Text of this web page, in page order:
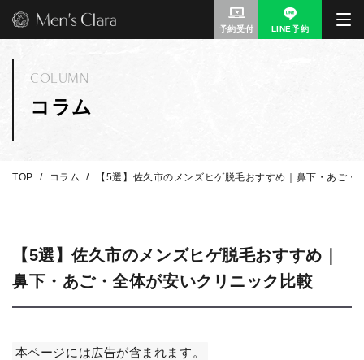
予約受付 LINE予約
コラム
COLUMN
TOP コラム 【5選】佐久市のメンズヒゲ脱毛おすすめ｜鼻下・あご・
【5選】佐久市のメンズヒゲ脱毛おすすめ｜
鼻下・あご・全体が安いクリニック比較
本ページには広告が含まれます。